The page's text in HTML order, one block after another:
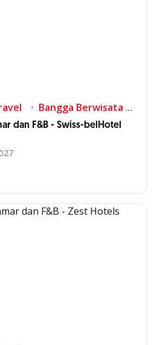
Bangga Berwisata di Indonesia
dan F&B - Swiss-belHotel